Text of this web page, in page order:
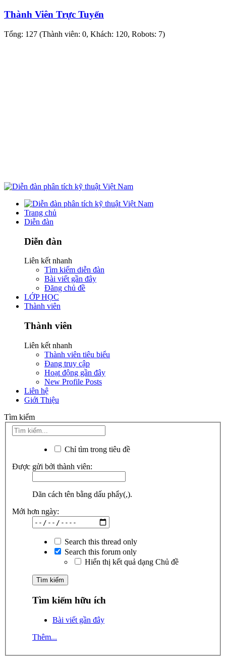
Thành Viên Trực Tuyến
Tổng: 127 (Thành viên: 0, Khách: 120, Robots: 7)
Trang chủ
Diễn đàn
Diễn đàn
Liên kết nhanh
Tìm kiếm diễn đàn
Bài viết gần đây
Đăng chủ đề
LỚP HỌC
Thành viên
Thành viên
Liên kết nhanh
Thành viên tiêu biểu
Đang truy cập
Hoạt động gần đây
New Profile Posts
Liên hệ
Giới Thiệu
Tìm kiếm
Chỉ tìm trong tiêu đề
Được gửi bởi thành viên:
Dãn cách tên bằng dấu phẩy(,).
Mới hơn ngày:
Search this thread only
Search this forum only
Hiển thị kết quả dạng Chủ đề
Tìm kiếm hữu ích
Bài viết gần đây
Thêm...